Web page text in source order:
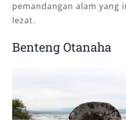
pemandangan alam yang
lezat.
Benteng Otanaha